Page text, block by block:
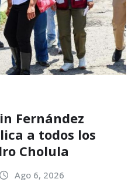
Fernández
a todos los
Cholula
Ago 6, 2026